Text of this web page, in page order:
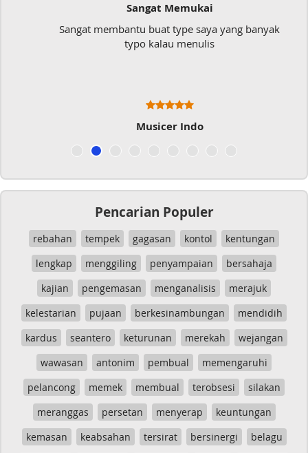
Sangat Memukai
Sangat membantu buat type saya yang banyak
typo kalau menulis
Musicer Indo
Pencarian Populer
rebahan tempek gagasan kontol
kentungan
lengkap
menggiling penyampaian
bersahaja
kajian
pengemasan menganalisis
merajuk
kelestarian
pujaan berkesinambungan
mendidih
kardus
seantero keturunan merekah
wejangan
wawasan
antonim pembual
memengaruhi
pelancong
memek membual terobsesi
silakan
meranggas
persetan menyerap
keuntungan
kemasan
keabsahan tersirat bersinergi
belagu